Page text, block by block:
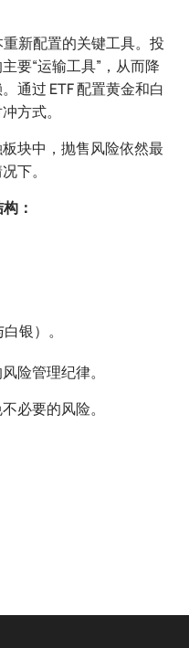
新配置的关键工具。投
要“运输工具”，从而降
通过 ETF 配置黄金和白
方式。
块中，抛售风险依然最
下。
：
银）。
险管理纪律。
必要的风险。